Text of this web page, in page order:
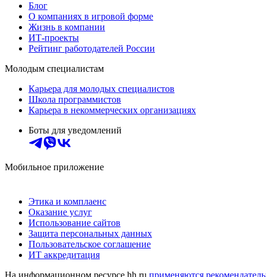
Блог
О компаниях в игровой форме
Жизнь в компании
ИТ-проекты
Рейтинг работодателей России
Молодым специалистам
Карьера для молодых специалистов
Школа программистов
Карьера в некоммерческих организациях
Боты для уведомлений
Мобильное приложение
Этика и комплаенс
Оказание услуг
Использование сайтов
Защита персональных данных
Пользовательское соглашение
ИТ аккредитация